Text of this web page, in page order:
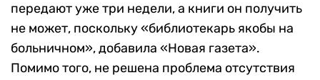
передают уже три недели, а книги он получить
не может, поскольку «библиотекарь якобы на
больничном», добавила «Новая газета».
Помимо того, не решена проблема отсутствия